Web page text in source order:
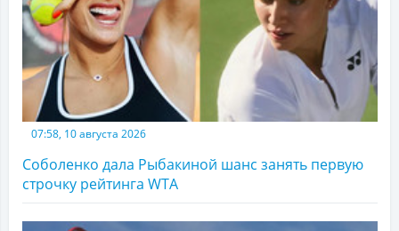
07:58, 10 августа 2026
Соболенко дала Рыбакиной шанс занять первую
строчку рейтинга WTA